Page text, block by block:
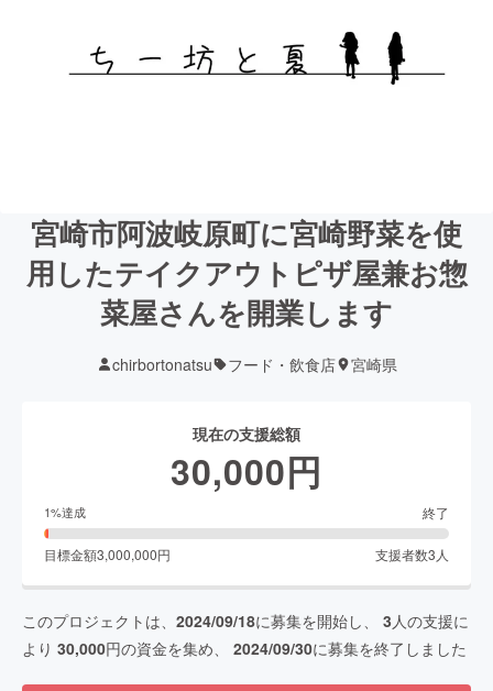
宮崎市阿波岐原町に宮崎野菜を使
用したテイクアウトピザ屋兼お惣
菜屋さんを開業します
chirbortonatsu フード・飲食店 宮崎県
現在の支援総額
30,000円
1%達成 終了
目標金額3,000,000円 支援者数3 人
このプロジェクトは、 2024/09/18に募集を開始し、 3 人の支援に
より 30,000円の資金を集め、 2024/09/30に募集を終了しました